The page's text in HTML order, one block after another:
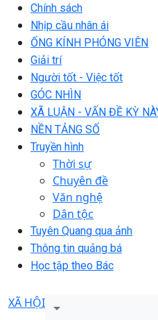
Chính sách
Nhịp cầu nhân ái
ỐNG KÍNH PHÓNG VIÊN
Giải trí
Người tốt - Việc tốt
GÓC NHÌN
XÃ LUẬN - VẤN ĐỀ KỲ
NỀN TẢNG SỐ
Truyền hình
Thời sự
Chuyên đề
Văn nghệ
Dân tộc
Tuyên Quang qua ảnh
Thông tin quảng bá
Học tập theo Bác
XÃ HỘI